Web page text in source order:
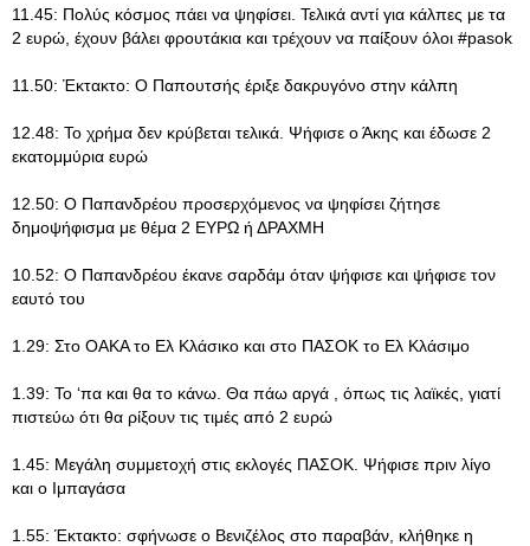
11.45: Πολύς κόσμος πάει να ψηφίσει. Τελικά αντί για κάλπες με τα
2 ευρώ, έχουν βάλει φρουτάκια και τρέχουν να παίξουν όλοι #pasok
11.50: Έκτακτο: Ο Παπουτσής έριξε δακρυγόνο στην κάλπη
12.48: Το χρήμα δεν κρύβεται τελικά. Ψήφισε ο Άκης και έδωσε 2
εκατομμύρια ευρώ
12.50: Ο Παπανδρέου προσερχόμενος να ψηφίσει ζήτησε
δημοψήφισμα με θέμα 2 ΕΥΡΩ ή ΔΡΑΧΜΗ
10.52: O Παπανδρέου έκανε σαρδάμ όταν ψήφισε και ψήφισε τον
εαυτό του
1.29: Στο ΟΑΚΑ το Ελ Κλάσικο και στο ΠΑΣΟΚ το Ελ Κλάσιμο
1.39: Το ‘πα και θα το κάνω. Θα πάω αργά , όπως τις λαϊκές, γιατί
πιστεύω ότι θα ρίξουν τις τιμές από 2 ευρώ
1.45: Μεγάλη συμμετοχή στις εκλογές ΠΑΣΟΚ. Ψήφισε πριν λίγο
και ο Ιμπαγάσα
1.55: Έκτακτο: σφήνωσε ο Βενιζέλος στο παραβάν, κλήθηκε η